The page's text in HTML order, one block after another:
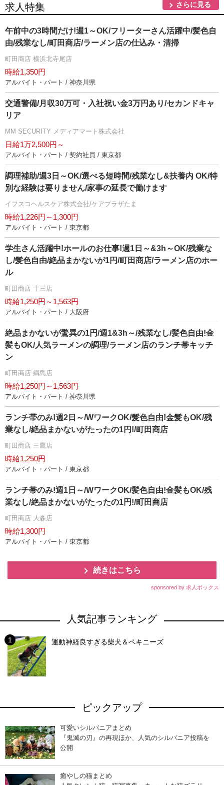
求人特集 さらに見る
午前中の3時間だけ!週1～OK/フリーターさん活躍中/髪色自
由/残業なし/町田商店/ラーメン店の仕込み・清掃
町田商店 横浜北寺尾店
時給1,350円
アルバイト・パート / 神奈川県
交通警備/月収30万可・入社祝い金3万円あり/セカンドキャ
リア
MM SECURITY メディアマート株式会社
日給1万2,500円～
アルバイト・パート / 契約社員 / 東京都
調理補助/週3日～OK/選べる短時間/残業なし&扶養内 OK/特
別な経験は要りません/家事の延長で働けます
イフスコヘルスケア株式会社/ケアプラザたま
時給1,226円～1,300円
アルバイト・パート / 東京都
学生さん活躍中!ホールのお仕事!週1日～&3h～OK/残業な
し/髪色自由/絶品まかないが1円/町田商店/ラーメン店のホー
ル
町田商店 十三店
時給1,250円～1,563円
アルバイト・パート / 大阪府
絶品まかないが驚異の1円/週1&3h～/残業なし/髪色自由!金
髪もOK/人気ラーメンの調理/ラーメン店のランチ帯キッチ
ン
町田商店 綱島店
時給1,250円～1,563円
アルバイト・パート / 神奈川県
ランチ帯のみ!週2日～/WワークOK/髪色自由!金髪もOK/残
業なし/絶品まかないがたったの1円!/町田商店
町田商店 三鷹店
時給1,250円
アルバイト・パート / 東京都
ランチ帯のみ!週1日～/WワークOK/髪色自由!金髪もOK/残
業なし/絶品まかないがたったの1円!/町田商店
町田商店 大森店
時給1,300円
アルバイト・パート / 東京都
続きはこちら
sponsored by 求人ボックス
人気記事ランキング
運動神経良すぎる柴犬＆ペキニーズ
ピックアップ
可愛いシルバニアまとめ
『鬼滅の刃』の再現ほか、人気のシルバニア投稿を
公開
癒やしの猫まとめ